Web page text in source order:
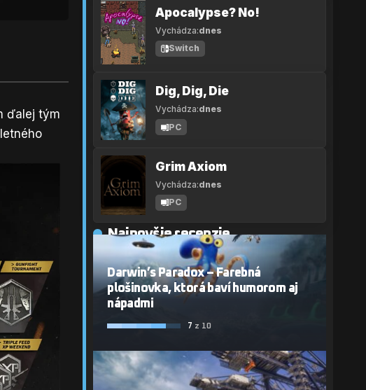
ďalej tým
Apocalypse? No!
Vychádza:dnes
Switch
Dig, Dig, Die
Vychádza:dnes
PC
Grim Axiom
Vychádza:dnes
PC
Najnovšie recenzie
Darwin’s Paradox – Farebná
plošinovka, ktorá baví humorom aj
nápadmi
7 z 10